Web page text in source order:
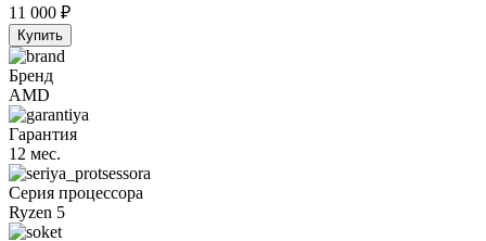
11 000 ₽
Купить
Бренд
AMD
Гарантия
12 мес.
Серия процессора
Ryzen 5